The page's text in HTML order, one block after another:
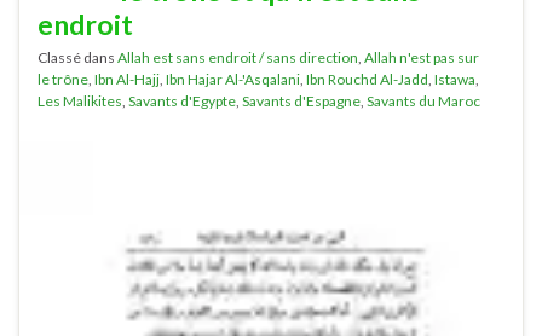
endroit
Classé dans Allah est sans endroit / sans direction, Allah n'est pas sur
le trône, Ibn Al-Hajj, Ibn Hajar Al-'Asqalani, Ibn Rouchd Al-Jadd, Istawa,
Les Malikites, Savants d'Egypte, Savants d'Espagne, Savants du Maroc